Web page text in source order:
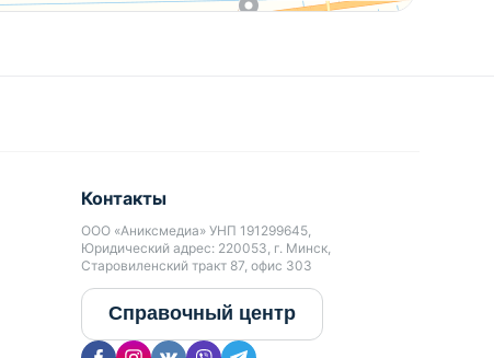
Контакты
ООО «Аниксмедиа» УНП 191299645,
Юридический адрес: 220053, г. Минск,
Старовиленский тракт 87, офис 303
Справочный центр